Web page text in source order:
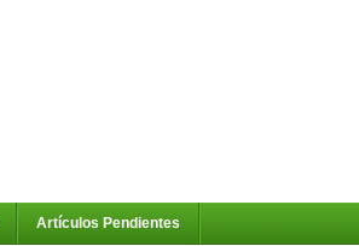
Artículos Pendientes